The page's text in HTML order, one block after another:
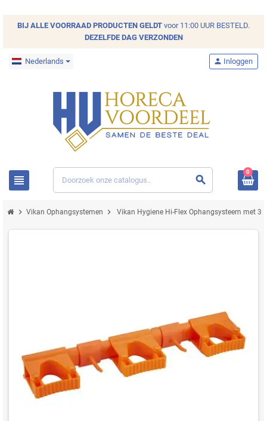
BIJ ALLE VOORRAAD PRODUCTEN GELDT voor 11:00 UUR BESTELD.
DEZELFDE DAG VERZONDEN
Nederlands
view_headline search
person Inloggen
0
chevron_right Vikan Ophangsystemen chevron_right Vikan Hygiene Hi-Flex Ophangsysteem met 3